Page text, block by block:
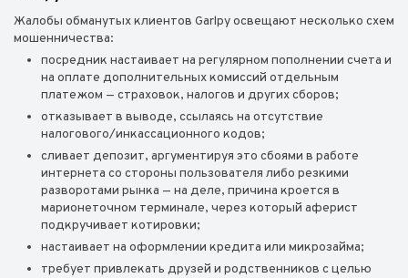
Жалобы обманутых клиентов Garlpy освещают несколько схем
мошенничества:
посредник настаивает на регулярном пополнении счета и
на оплате дополнительных комиссий отдельным
платежом — страховок, налогов и других сборов;
отказывает в выводе, ссылаясь на отсутствие
налогового/инкассационного кодов;
сливает депозит, аргументируя это сбоями в работе
интернета со стороны пользователя либо резкими
разворотами рынка — на деле, причина кроется в
марионеточном терминале, через который аферист
подкручивает котировки;
настаивает на оформлении кредита или микрозайма;
требует привлекать друзей и родственников с целью